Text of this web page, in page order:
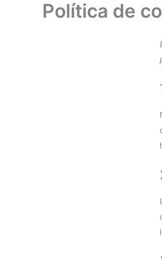
Política de